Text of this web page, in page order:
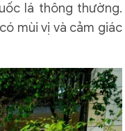
lá thông thường.
mùi vị và cảm giác